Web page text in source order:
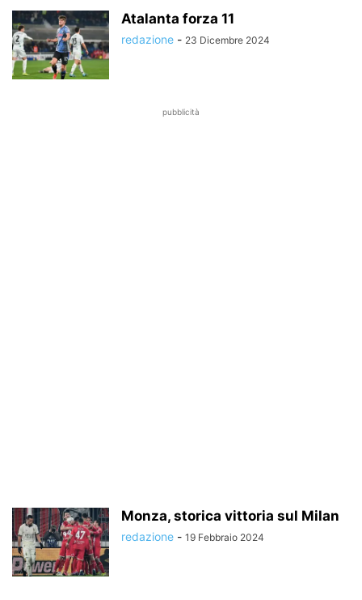
Atalanta forza 11
redazione - 23 Dicembre 2024
pubblicità
Monza, storica vittoria sul Milan
redazione - 19 Febbraio 2024